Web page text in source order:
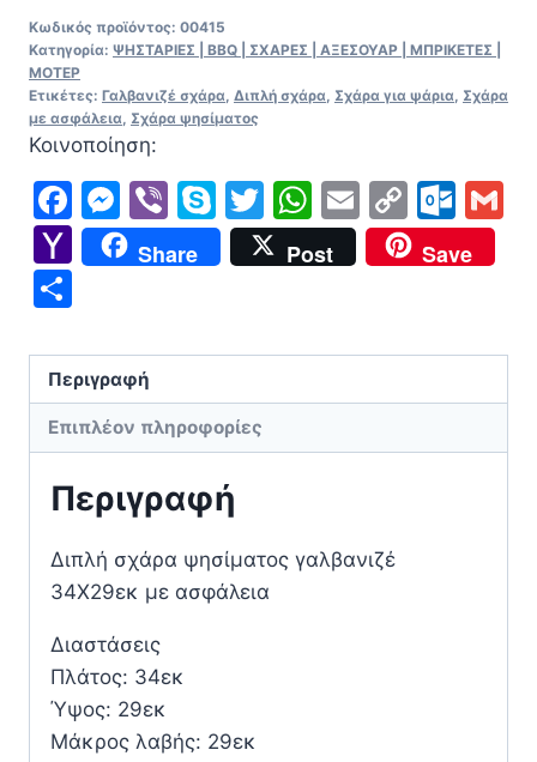
γαλβανιζέ
34Χ29εκ
ποσότητα
Κωδικός προϊόντος: 00415
Κατηγορία: ΨΗΣΤΑΡΙΕΣ | BBQ | ΣΧΑΡΕΣ | ΑΞΕΣΟΥΑΡ | ΜΠΡΙΚΕΤΕΣ |
ΜΟΤΕΡ
Ετικέτες: Γαλβανιζέ σχάρα Διπλή σχάρα Σχάρα για ψάρια Σχάρα
με ασφάλεια Σχάρα ψησίματος
Κοινοποίηση:
Facebook
Messenger
ViberSkype
Twitter
WhatsApp
EmailCopy
Link
Yahoo
Mail
Share Post Save
Περιγραφή
Επιπλέον πληροφορίες
Περιγραφή
Διπλή σχάρα ψησίματος γαλβανιζέ
34Χ29εκ με ασφάλεια
Διαστάσεις
Πλάτος: 34εκ
Ύψος: 29εκ
Μάκρος λαβής: 29εκ